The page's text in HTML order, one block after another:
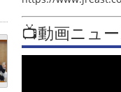
📺動画ニュ